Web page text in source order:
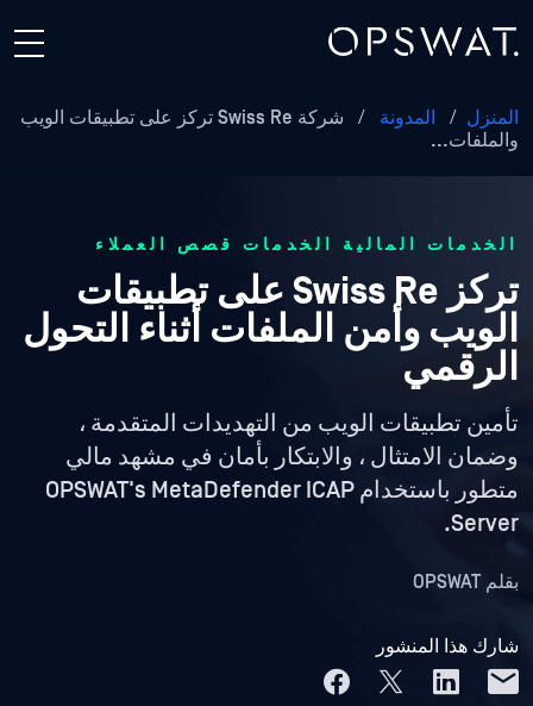
المنزل / المدونة /
شركة Swiss Re تركز على تطبيقات الويب
والملفات...
الخدمات المالية الخدمات قصص العملاء
تركز Swiss Re على تطبيقات
الويب وأمن الملفات أثناء التحول
الرقمي
تأمين تطبيقات الويب من التهديدات المتقدمة ،
وضمان الامتثال ، والابتكار بأمان في مشهد مالي
متطور باستخدام OPSWAT's MetaDefender ICAP
Server.
بقلم OPSWAT
شارك هذا المنشور